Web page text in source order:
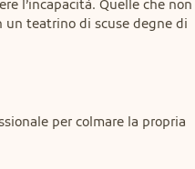
l’incapacità. Quelle che non
un teatrino di scuse degne di
per colmare la propria